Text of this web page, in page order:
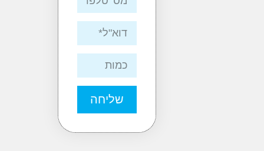
שליחה